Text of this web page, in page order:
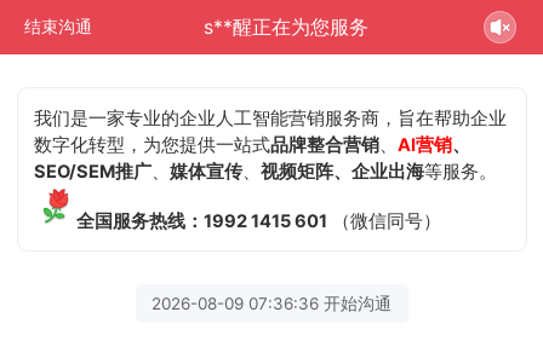
结束沟通 s**醒正在为您服务
我们是一家专业的企业人工智能营销服务商，旨在帮助企业
数字化转型，为您提供一站式品牌整合营销、AI营销、
SEO/SEM推广、媒体宣传、视频矩阵、企业出海等服务。
全国服务热线：1992 1415 601 （微信同号）
2026-08-09 07:36:36 开始沟通